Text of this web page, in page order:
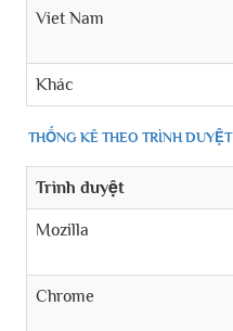
Viet Nam
Khác
THỐNG KÊ THEO TRÌNH DUYỆT
Trình duyệt
Mozilla
Chrome